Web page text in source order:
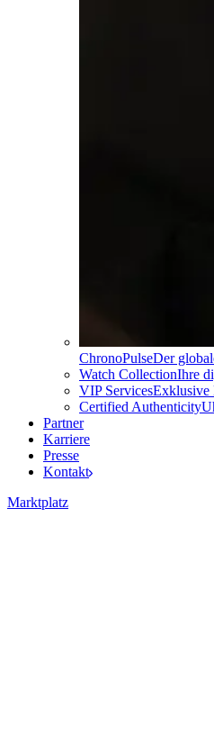
ChronoPulseDer
Watch CollectionIhre
VIP ServicesExklusive
Certified Authenticity
Partner
Karriere
Presse
Kontakt
Marktplatz